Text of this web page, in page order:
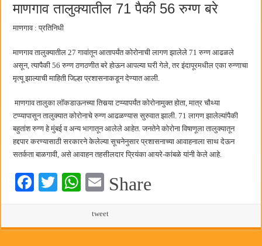
माणगाव तालुक्यातील 71 पैकी 56 रुग्ण बरे
माणगाव : प्रतिनिधी
माणगाव तालुक्यातील 27 गावांतून आतापर्यंत कोरोनाची लागण झालेले 71 रुग्ण आढळले
असून, त्यापैकी 56 रुग्ण ठणठणीत बरे होऊन आपल्या घरी गेले, तर इंदापूरमधील एका रुग्णाचा
मृत्यू झाल्याची माहिती जिल्हा प्रशासनाकडून देण्यात आली.
माणगाव तालुका लॉकडाऊनच्या तिसर्‍या टप्प्यापर्यंत कोरोनामुक्त होता, मात्र चौथ्या
टप्प्यापासून तालुक्यात कोरोनाचे रुग्ण आढळण्यास सुरुवात झाली. 71 लागण झालेल्यांपैकी
बहुतांश रुग्ण हे मुंबई व अन्य भागातून आलेले आहेत. जनतेने कोरोना विषाणूला तालुक्यातून
हद्दपार करण्यासाठी सरकारने केलेल्या सूचनेनुसार प्रशासनाच्या आवाहनाला साथ देऊन
सतर्कता बाळगावी, असे आवाहन तहसीलदार प्रियंका आयरे-कांबळे यांनी केले आहे.
Fa T
W
ts
E
ail
Share
tweet